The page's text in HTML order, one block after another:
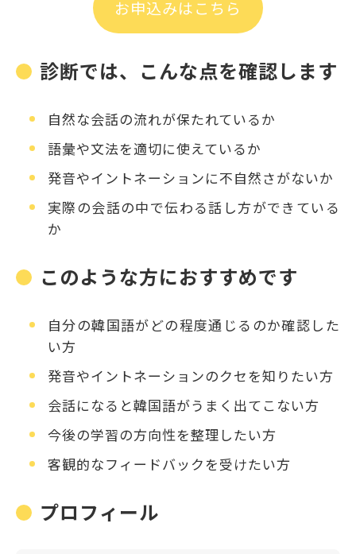
お申込みはこちら
診断では、こんな点を確認します
自然な会話の流れが保たれているか
語彙や文法を適切に使えているか
発音やイントネーションに不自然さがないか
実際の会話の中で伝わる話し方ができている
か
このような方におすすめです
自分の韓国語がどの程度通じるのか確認した
い方
発音やイントネーションのクセを知りたい方
会話になると韓国語がうまく出てこない方
今後の学習の方向性を整理したい方
客観的なフィードバックを受けたい方
プロフィール